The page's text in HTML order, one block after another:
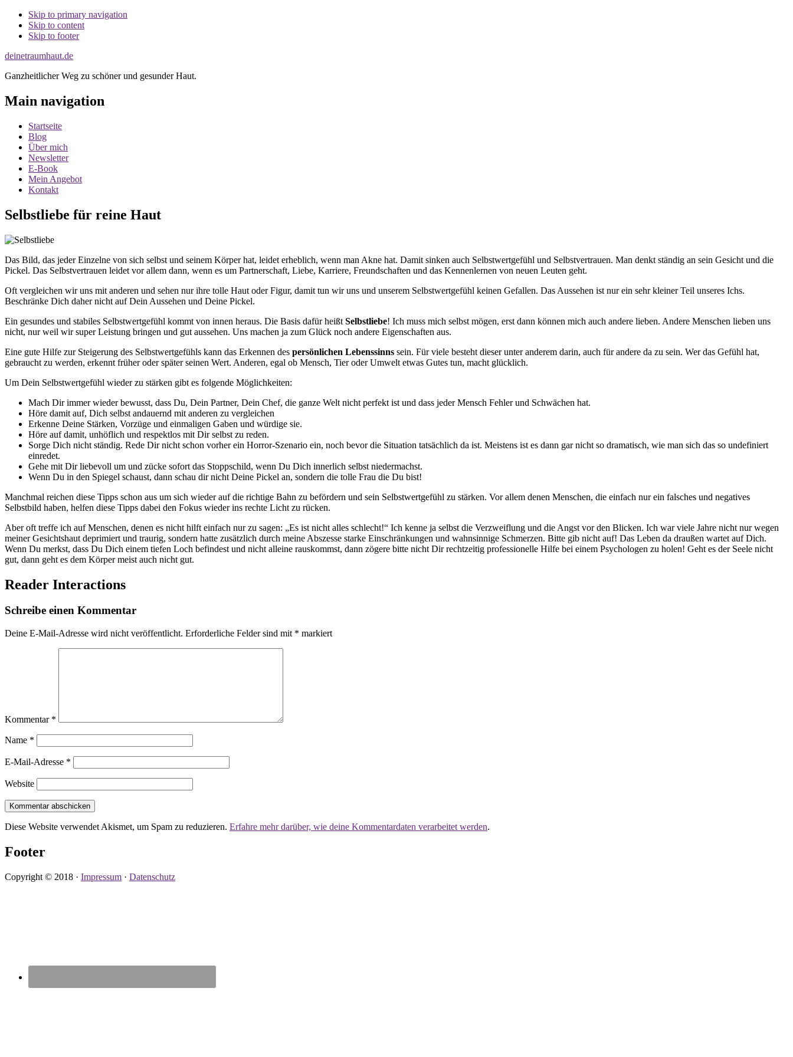
Skip to primary navigation
Skip to content
Skip to footer
deinetraumhaut.de
Ganzheitlicher Weg zu schöner und gesunder Haut.
Main navigation
Startseite
Blog
Über mich
Newsletter
E-Book
Mein Angebot
Kontakt
Selbstliebe für reine Haut
Das Bild, das jeder Einzelne von sich selbst und seinem Körper hat, leidet erheblich, wenn man Akne hat. Damit sinken auch Selbstwertgefühl und Selbstvertrauen. Man denkt ständig an sein Gesicht und die
Pickel. Das Selbstvertrauen leidet vor allem dann, wenn es um Partnerschaft, Liebe, Karriere, Freundschaften und das Kennenlernen von neuen Leuten geht.
Oft vergleichen wir uns mit anderen und sehen nur ihre tolle Haut oder Figur, damit tun wir uns und unserem Selbstwertgefühl keinen Gefallen. Das Aussehen ist nur ein sehr kleiner Teil unseres Ichs.
Beschränke Dich daher nicht auf Dein Aussehen und Deine Pickel.
Ein gesundes und stabiles Selbstwertgefühl kommt von innen heraus. Die Basis dafür heißt Selbstliebe! Ich muss mich selbst mögen, erst dann können mich auch andere lieben. Andere Menschen lieben uns
nicht, nur weil wir super Leistung bringen und gut aussehen. Uns machen ja zum Glück noch andere Eigenschaften aus.
Eine gute Hilfe zur Steigerung des Selbstwertgefühls kann das Erkennen des persönlichen Lebenssinns sein. Für viele besteht dieser unter anderem darin, auch für andere da zu sein. Wer das Gefühl hat,
gebraucht zu werden, erkennt früher oder später seinen Wert. Anderen, egal ob Mensch, Tier oder Umwelt etwas Gutes tun, macht glücklich.
Um Dein Selbstwertgefühl wieder zu stärken gibt es folgende Möglichkeiten:
Mach Dir immer wieder bewusst, dass Du, Dein Partner, Dein Chef, die ganze Welt nicht perfekt ist und dass jeder Mensch Fehler und Schwächen hat.
Höre damit auf, Dich selbst andauernd mit anderen zu vergleichen
Erkenne Deine Stärken, Vorzüge und einmaligen Gaben und würdige sie.
Höre auf damit, unhöflich und respektlos mit Dir selbst zu reden.
Sorge Dich nicht ständig. Rede Dir nicht schon vorher ein Horror-Szenario ein, noch bevor die Situation tatsächlich da ist. Meistens ist es dann gar nicht so dramatisch, wie man sich das so undefiniert
einredet.
Gehe mit Dir liebevoll um und zücke sofort das Stoppschild, wenn Du Dich innerlich selbst niedermachst.
Wenn Du in den Spiegel schaust, dann schau dir nicht Deine Pickel an, sondern die tolle Frau die Du bist!
Manchmal reichen diese Tipps schon aus um sich wieder auf die richtige Bahn zu befördern und sein Selbstwertgefühl zu stärken. Vor allem denen Menschen, die einfach nur ein falsches und negatives
Selbstbild haben, helfen diese Tipps dabei den Fokus wieder ins rechte Licht zu rücken.
Aber oft treffe ich auf Menschen, denen es nicht hilft einfach nur zu sagen: „Es ist nicht alles schlecht!“ Ich kenne ja selbst die Verzweiflung und die Angst vor den Blicken. Ich war viele Jahre nicht nur wegen
meiner Gesichtshaut deprimiert und traurig, sondern hatte zusätzlich durch meine Abszesse starke Einschränkungen und wahnsinnige Schmerzen. Bitte gib nicht auf! Das Leben da draußen wartet auf Dich.
Wenn Du merkst, dass Du Dich einem tiefen Loch befindest und nicht alleine rauskommst, dann zögere bitte nicht Dir rechtzeitig professionelle Hilfe bei einem Psychologen zu holen! Geht es der Seele nicht
gut, dann geht es dem Körper meist auch nicht gut.
Reader Interactions
Schreibe einen Kommentar
Deine E-Mail-Adresse wird nicht veröffentlicht. Erforderliche Felder sind mit * markiert
Kommentar *
Name *
E-Mail-Adresse *
Website
Diese Website verwendet Akismet, um Spam zu reduzieren. Erfahre mehr darüber, wie deine Kommentardaten verarbeitet werden.
Footer
Copyright © 2018 · Impressum · Datenschutz